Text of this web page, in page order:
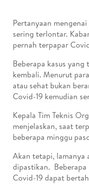
Pertanyaan
sering terlontar.
pernah terpapar
Beberapa kasus
kembali. Menurut
atau sehat bukan
Covid-19 kemudian
Kepala Tim Teknis
menjelaskan, saat
beberapa minggu
Akan tetapi, lamanya
dipastikan.
Covid-19 dapat